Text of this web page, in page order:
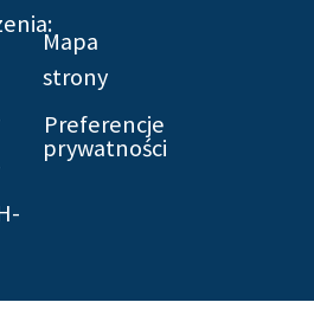
Mapa
strony
Preferencje
prywatności